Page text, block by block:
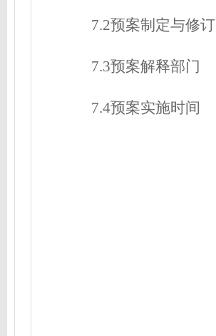
7.2预案制定与修订
7.3预案解释部门
7.4预案实施时间